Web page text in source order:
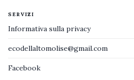
SERVIZI
Informativa sulla privacy
ecodellaltomolise@gmail.com
Facebook